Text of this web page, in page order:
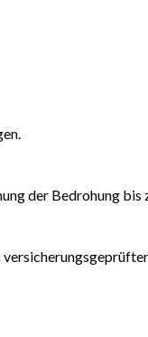
der Bedrohung